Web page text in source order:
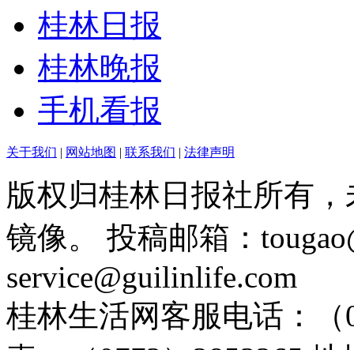
桂林日报
桂林晚报
手机看报
关于我们 | 网站地图 | 联系我们 | 法律声明
版权归桂林日报社所有
镜像。 投稿邮箱：
service@guilinlife.com
桂林生活网客服电话：（